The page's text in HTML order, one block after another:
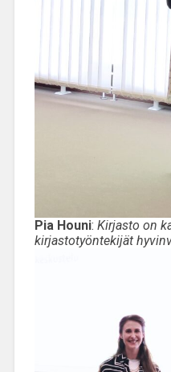
Pia Houni: Kirjasto on
kirjastotyöntekijät